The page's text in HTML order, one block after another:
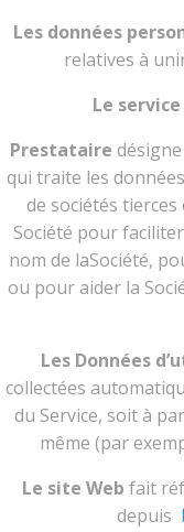
Les données
relatives à
Le service
Prestataire
qui traite les
de sociétés
Société pour
nom de laSociété,
ou pour aider la
Les Données
collectées
du Service, soit à
même (par
Le site Web fait
depuis